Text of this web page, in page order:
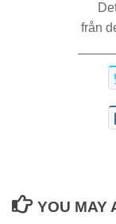
från
YOU MAY